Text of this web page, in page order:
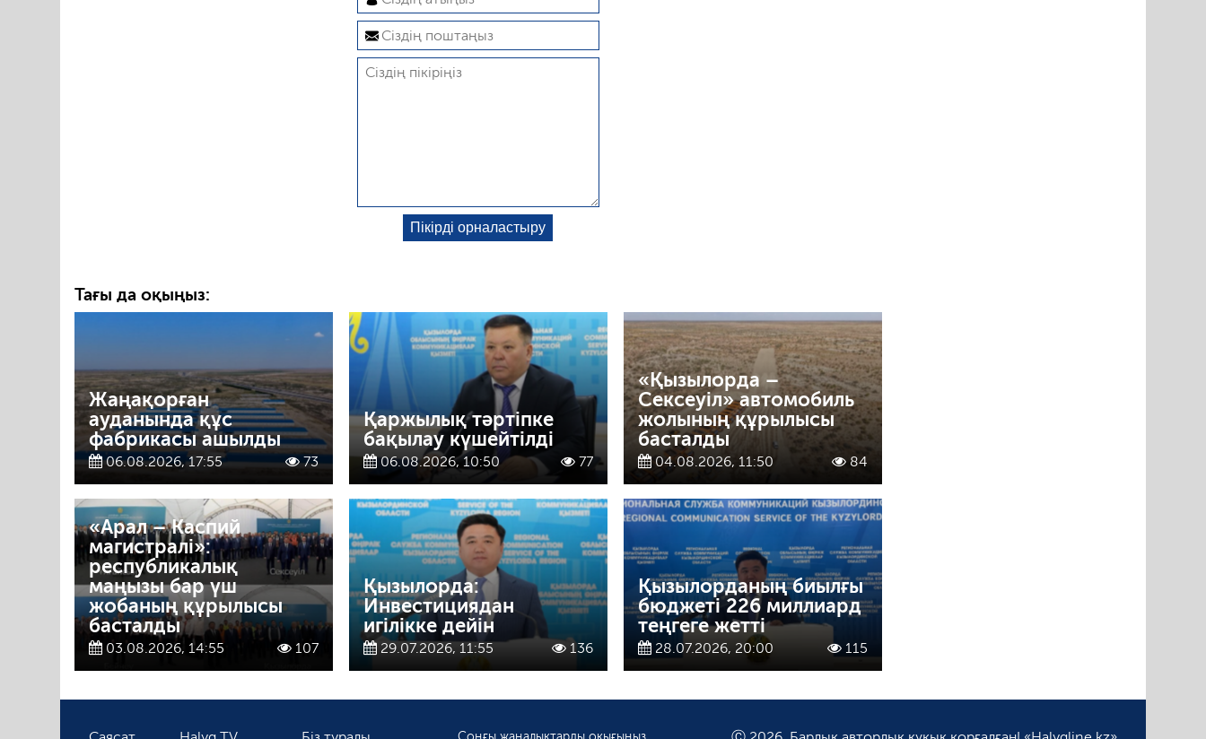
Тағы да оқыңыз:
Жаңақорған
ауданында құс
фабрикасы ашылды
06.08.2026, 17:55 73
Қаржылық тәртіпке
бақылау күшейтілді
06.08.2026, 10:50 77
«Қызылорда –
Сексеуіл» автомобиль
жолының құрылысы
басталды
04.08.2026, 11:50 84
«Арал – Каспий
магистралі»:
республикалық
маңызы бар үш
жобаның құрылысы
басталды
03.08.2026, 14:55 107
Қызылорда:
Инвестициядан
игілікке дейін
29.07.2026, 11:55 136
Қызылорданың биылғы
бюджеті 226 миллиард
теңгеге жетті
28.07.2026, 20:00 115